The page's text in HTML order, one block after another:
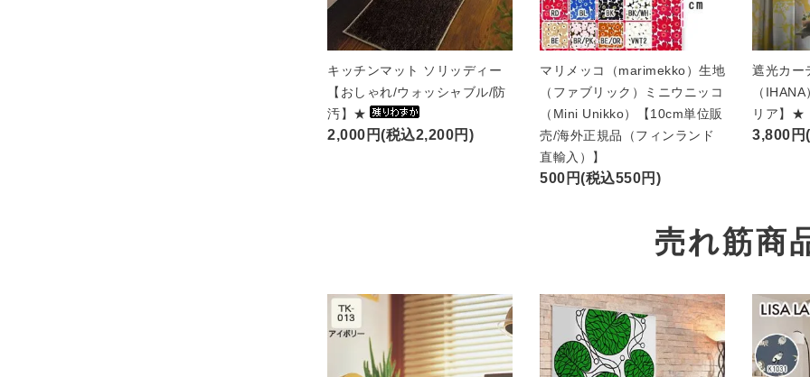
キッチンマット ソリッディー
【おしゃれ/ウォッシャブル/防
汚】★
2,000円(税込2,200円)
マリメッコ（marimekko）生地
（ファブリック）ミニウニッコ
（Mini Unikko）【10cm単位販
売/海外正規品（フィンランド
直輸入）】
500円(税込550円)
遮光カー
（
リア】★
3,800円
売れ筋商